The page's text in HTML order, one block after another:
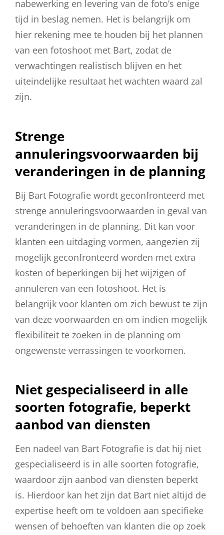
nabewerking en levering van de foto’s enige
tijd in beslag nemen. Het is belangrijk om
hier rekening mee te houden bij het plannen
van een fotoshoot met Bart, zodat de
verwachtingen realistisch blijven en het
uiteindelijke resultaat het wachten waard zal
zijn.
Strenge
annuleringsvoorwaarden bij
veranderingen in de planning
Bij Bart Fotografie wordt geconfronteerd met
strenge annuleringsvoorwaarden in geval van
veranderingen in de planning. Dit kan voor
klanten een uitdaging vormen, aangezien zij
mogelijk geconfronteerd worden met extra
kosten of beperkingen bij het wijzigen of
annuleren van een fotoshoot. Het is
belangrijk voor klanten om zich bewust te zijn
van deze voorwaarden en om indien mogelijk
flexibiliteit te zoeken in de planning om
ongewenste verrassingen te voorkomen.
Niet gespecialiseerd in alle
soorten fotografie, beperkt
aanbod van diensten
Een nadeel van Bart Fotografie is dat hij niet
gespecialiseerd is in alle soorten fotografie,
waardoor zijn aanbod van diensten beperkt
is. Hierdoor kan het zijn dat Bart niet altijd de
expertise heeft om te voldoen aan specifieke
wensen of behoeften van klanten die op zoek